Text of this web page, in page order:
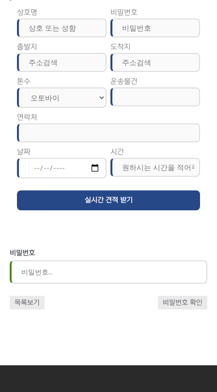
상호명 비밀번호
출발지 도착지
톤수 운송물건
연락처
날짜 시간
비밀번호
목록보기 비밀번호 확인